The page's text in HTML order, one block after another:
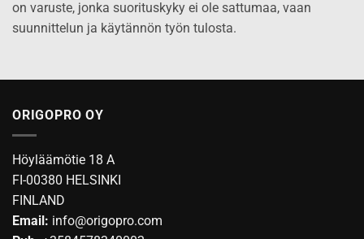
on varuste, jonka suorituskyky ei ole sattumaa, vaan
suunnittelun ja käytännön työn tulosta.
ORIGOPRO OY
Höyläämötie 18 A
FI-00380 HELSINKI
FINLAND
Email: info@origopro.com